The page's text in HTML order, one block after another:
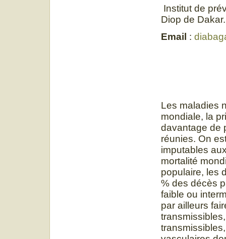
Institut de
Diop de Dakar.
Email :
Les maladies
mondiale, la
davantage de
réunies. On
imputables
mortalité
populaire, les
% des décès
faible ou
par ailleurs